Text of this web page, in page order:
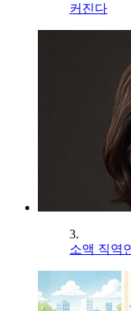
커진다
3.
소액 직역